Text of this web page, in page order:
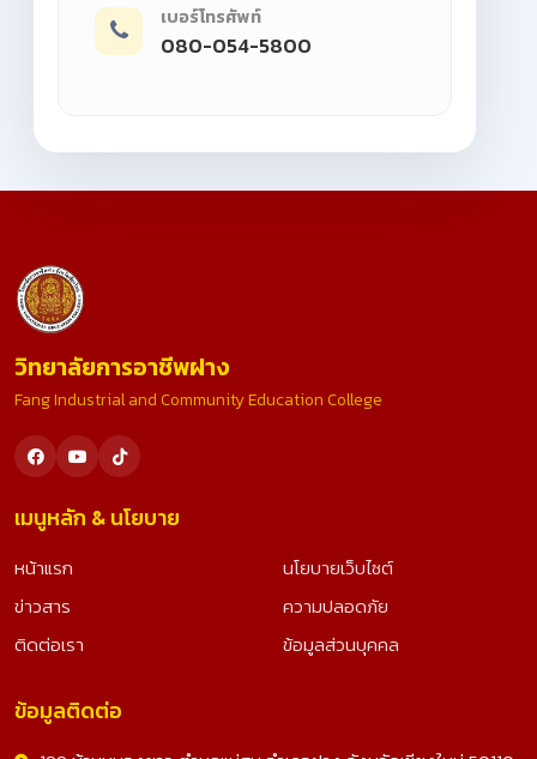
เบอร์โทรศัพท์
080-054-5800
วิทยาลัยการอาชีพฝาง
Fang Industrial and Community Education College
เมนูหลัก & นโยบาย
หน้าแรก
ข่าวสาร
ติดต่อเรา
นโยบายเว็บไซต์
ความปลอดภัย
ข้อมูลส่วนบุคคล
ข้อมูลติดต่อ